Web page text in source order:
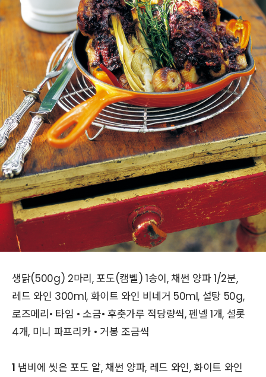
생닭(500g) 2마리, 포도(캠벨) 1송이, 채썬 양파 1/2분,
레드 와인 300ml, 화이트 와인 비네거 50ml, 설탕 50g,
로즈메리• 타임 • 소금• 후춧가루 적당량씩, 펜넬 1개, 셜롯
4개, 미니 파프리카 • 거봉 조금씩
1 냄비에 씻은 포도 알, 채썬 양파, 레드 와인, 화이트 와인